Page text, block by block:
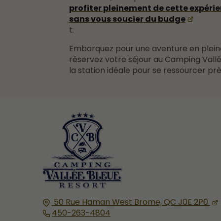
profiter pleinement de cette
sans vous soucier du budge
t.
Embarquez pour une aventure en
réservez votre séjour au Camping
la station idéale pour se ressourcer
50 Rue Haman West Brome, QC J0E 2P0
450-263-4804